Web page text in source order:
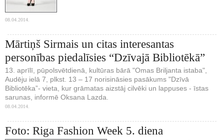
08.04.2014.
Mārtiņš Sirmais un citas interesantas
personības piedalīsies “Dzīvajā Bibliotēkā”
13. aprīlī, pūpolsvētdienā, kultūras bārā "Omas Briljanta istaba",
Audēju ielā 7, plkst. 13 – 17 norisināsies pasākums "Dzīvā
Bibliotēka”- vieta, kur grāmatas aizstāj cilvēki un lappuses - īstas
sarunas, informē Oksana Lazda.
08.04.2014.
Foto: Riga Fashion Week 5. diena